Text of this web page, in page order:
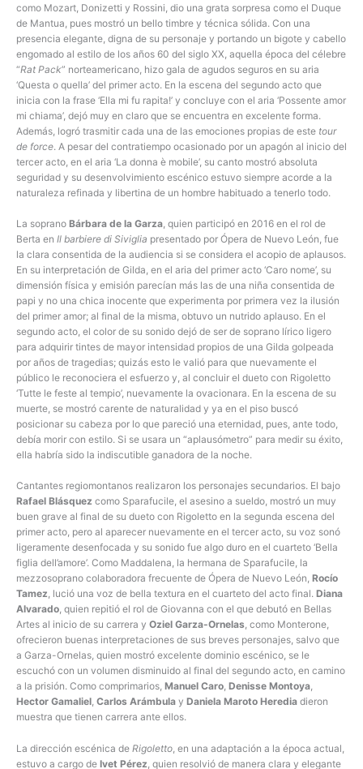
como Mozart, Donizetti y Rossini, dio una grata sorpresa como el Duque
de Mantua, pues mostró un bello timbre y técnica sólida. Con una
presencia elegante, digna de su personaje y portando un bigote y cabello
engomado al estilo de los años 60 del siglo XX, aquella época del célebre
“Rat Pack” norteamericano, hizo gala de agudos seguros en su aria
‘Questa o quella’ del primer acto. En la escena del segundo acto que
inicia con la frase ‘Ella mi fu rapita!’ y concluye con el aria ‘Possente amor
mi chiama’, dejó muy en claro que se encuentra en excelente forma.
Además, logró trasmitir cada una de las emociones propias de este tour
de force. A pesar del contratiempo ocasionado por un apagón al inicio del
tercer acto, en el aria ‘La donna è mobile’, su canto mostró absoluta
seguridad y su desenvolvimiento escénico estuvo siempre acorde a la
naturaleza refinada y libertina de un hombre habituado a tenerlo todo.
La soprano Bárbara de la Garza, quien participó en 2016 en el rol de
Berta en Il barbiere di Siviglia presentado por Ópera de Nuevo León, fue
la clara consentida de la audiencia si se considera el acopio de aplausos.
En su interpretación de Gilda, en el aria del primer acto ‘Caro nome’, su
dimensión física y emisión parecían más las de una niña consentida de
papi y no una chica inocente que experimenta por primera vez la ilusión
del primer amor; al final de la misma, obtuvo un nutrido aplauso. En el
segundo acto, el color de su sonido dejó de ser de soprano lírico ligero
para adquirir tintes de mayor intensidad propios de una Gilda golpeada
por años de tragedias; quizás esto le valió para que nuevamente el
público le reconociera el esfuerzo y, al concluir el dueto con Rigoletto
‘Tutte le feste al tempio’, nuevamente la ovacionara. En la escena de su
muerte, se mostró carente de naturalidad y ya en el piso buscó
posicionar su cabeza por lo que pareció una eternidad, pues, ante todo,
debía morir con estilo. Si se usara un “aplausómetro” para medir su éxito,
ella habría sido la indiscutible ganadora de la noche.
Cantantes regiomontanos realizaron los personajes secundarios. El bajo
Rafael Blásquez como Sparafucile, el asesino a sueldo, mostró un muy
buen grave al final de su dueto con Rigoletto en la segunda escena del
primer acto, pero al aparecer nuevamente en el tercer acto, su voz sonó
ligeramente desenfocada y su sonido fue algo duro en el cuarteto ‘Bella
figlia dell’amore’. Como Maddalena, la hermana de Sparafucile, la
mezzosoprano colaboradora frecuente de Ópera de Nuevo León, Rocío
Tamez, lució una voz de bella textura en el cuarteto del acto final. Diana
Alvarado, quien repitió el rol de Giovanna con el que debutó en Bellas
Artes al inicio de su carrera y Oziel Garza-Ornelas, como Monterone,
ofrecieron buenas interpretaciones de sus breves personajes, salvo que
a Garza-Ornelas, quien mostró excelente dominio escénico, se le
escuchó con un volumen disminuido al final del segundo acto, en camino
a la prisión. Como comprimarios, Manuel Caro, Denisse Montoya,
Hector Gamaliel, Carlos Arámbula y Daniela Maroto Heredia dieron
muestra que tienen carrera ante ellos.
La dirección escénica de Rigoletto , en una adaptación a la época actual,
estuvo a cargo de Ivet Pérez , quien resolvió de manera clara y elegante